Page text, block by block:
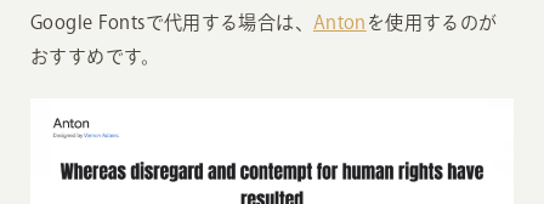
Google Fontsで代用する場合は、 Anton を使用するのが
おすすめです。